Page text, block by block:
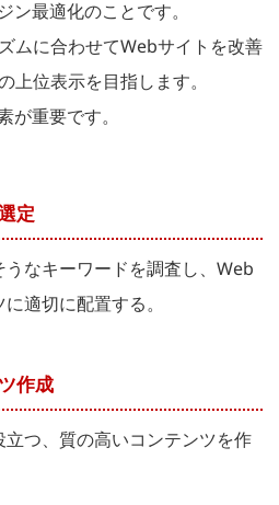
ン最適化のことです。
ムに合わせてWebサイトを改善
上位表示を目指します。
が重要です。
定
なキーワードを調査し、Web
適切に配置する。
作成
つ、質の高いコンテンツを作